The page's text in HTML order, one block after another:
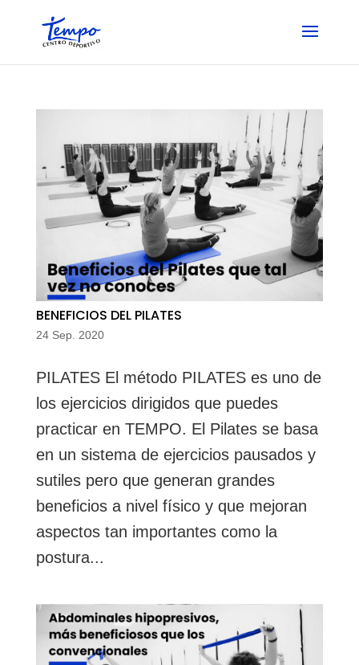
content
BENEFICIOS DEL PILATES
24 Sep. 2020
PILATES El método PILATES es uno de
los ejercicios dirigidos que puedes
practicar en TEMPO. El Pilates se basa
en un sistema de ejercicios pausados y
sutiles pero que generan grandes
beneficios a nivel físico y que mejoran
aspectos tan importantes como la
postura...